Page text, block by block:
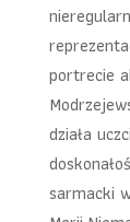
portrecie
działa
sarmacki